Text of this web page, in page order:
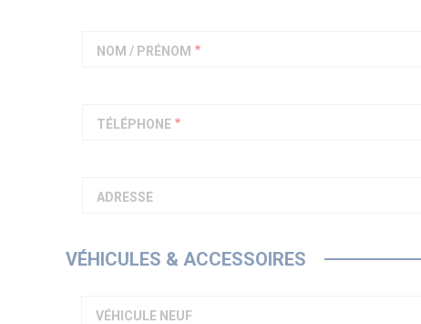
NOM / PRÉNOM
TÉLÉPHONE
ADRESSE
VÉHICULES & ACCESSOIRES
VÉHICULE NEUF